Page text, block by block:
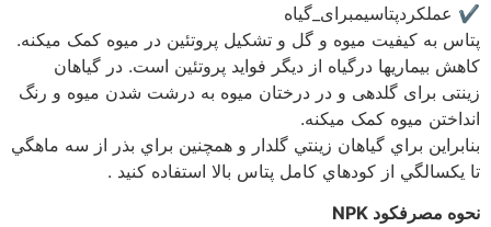
✔️ عملکردپتاسیمبرای_گیاه
پتاس به کیفیت میوه و گل و تشکیل پروتئین در میوه کمک میکنه.
کاهش بیماریها درگیاه از دیگر فواید پروتئین است. در گیاهان
زینتی برای گلدهی و در درختان میوه به درشت شدن میوه و رنگ
انداختن میوه کمک میکنه.
بنابراين براي گياهان زينتي گلدار و همچنين براي بذر از سه ماهگي
تا يكسالگي از كودهاي كامل پتاس بالا استفاده كنيد .
نحوه مصرفکود NPK